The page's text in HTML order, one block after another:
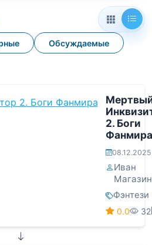
Обсуждаемые
2. Боги
Фанмира
08.12.2025
Иван
Фэнтези
0.0 32